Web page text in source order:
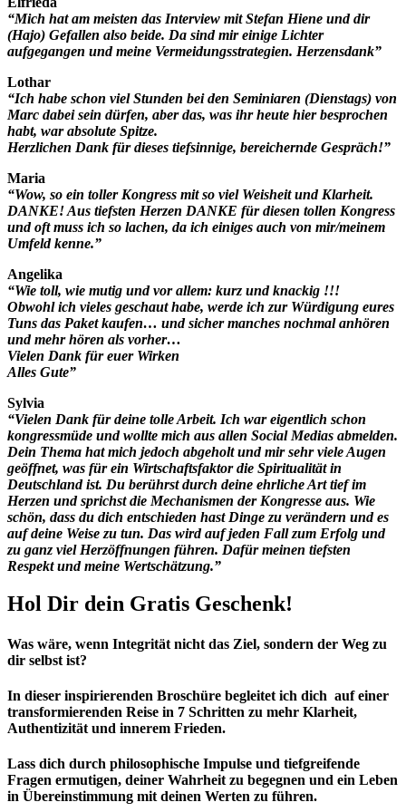
“Mich hat am meisten das Interview mit Stefan Hiene und dir
(Hajo) Gefallen also beide. Da sind mir einige Lichter
aufgegangen und meine Vermeidungsstrategien. Herzensdank”
Lothar
“Ich habe schon viel Stunden bei den Seminiaren (Dienstags) von
Marc dabei sein dürfen, aber das, was ihr heute hier besprochen
habt, war absolute Spitze.
Herzlichen Dank für dieses tiefsinnige, bereichernde Gespräch!”
Maria
“Wow, so ein toller Kongress mit so viel Weisheit und Klarheit.
DANKE! Aus tiefsten Herzen DANKE für diesen tollen Kongress
und oft muss ich so lachen, da ich einiges auch von mir/meinem
Umfeld kenne.”
Angelika
“Wie toll, wie mutig und vor allem: kurz und knackig !!!
Obwohl ich vieles geschaut habe, werde ich zur Würdigung eures
Tuns das Paket kaufen… und sicher manches nochmal anhören
und mehr hören als vorher…
Vielen Dank für euer Wirken
Alles Gute”
Sylvia
“Vielen Dank für deine tolle Arbeit. Ich war eigentlich schon
kongressmüde und wollte mich aus allen Social Medias abmelden.
Dein Thema hat mich jedoch abgeholt und mir sehr viele Augen
geöffnet, was für ein Wirtschaftsfaktor die Spiritualität in
Deutschland ist. Du berührst durch deine ehrliche Art tief im
Herzen und sprichst die Mechanismen der Kongresse aus. Wie
schön, dass du dich entschieden hast Dinge zu verändern und es
auf deine Weise zu tun. Das wird auf jeden Fall zum Erfolg und
zu ganz viel Herzöffnungen führen. Dafür meinen tiefsten
Respekt und meine Wertschätzung.”
Hol Dir dein Gratis Geschenk!
Was wäre, wenn Integrität nicht das Ziel, sondern der Weg zu
dir selbst ist?
In dieser inspirierenden Broschüre begleitet ich dich auf einer
transformierenden Reise in 7 Schritten zu mehr Klarheit,
Authentizität und innerem Frieden.
Lass dich durch philosophische Impulse und tiefgreifende
Fragen ermutigen, deiner Wahrheit zu begegnen und ein Leben
in Übereinstimmung mit deinen Werten zu führen.